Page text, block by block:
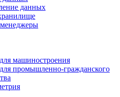
данных
машиностроения
промышленно-гражданского